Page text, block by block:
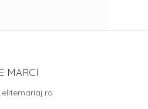
MARCI